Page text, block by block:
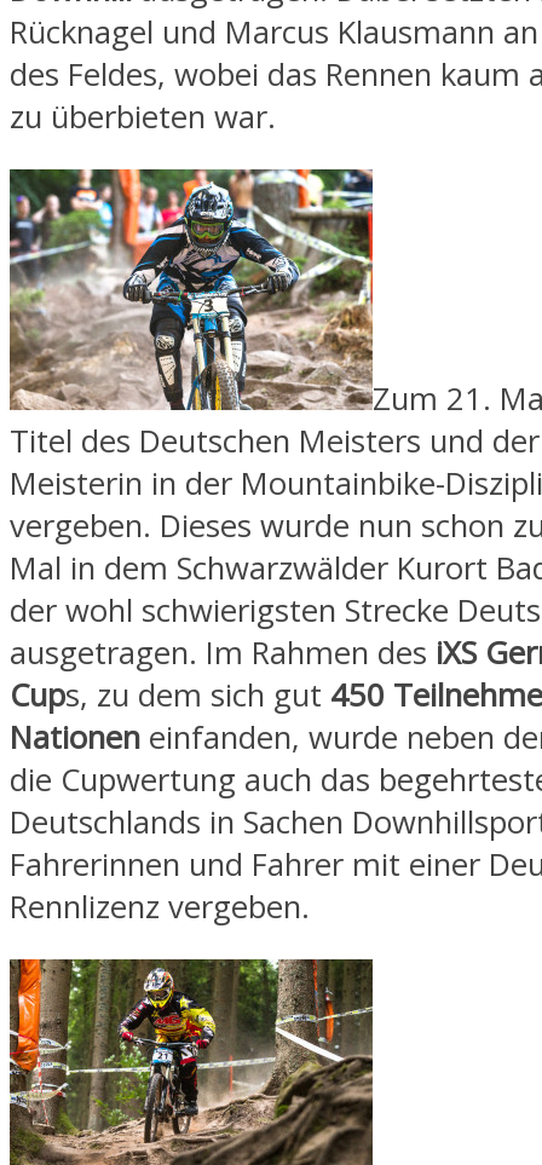
Rücknagel und Marcus Klausmann
des Feldes, wobei das Rennen kaum
zu überbieten war.
Zum 21.
Titel des Deutschen Meisters und
Meisterin in der Mountainbike-
vergeben. Dieses wurde nun schon
Mal in dem Schwarzwälder Kurort
der wohl schwierigsten Strecke
ausgetragen. Im Rahmen des iXS
Cups, zu dem sich gut 450
Nationen einfanden, wurde neben
die Cupwertung auch das
Deutschlands in Sachen
Fahrerinnen und Fahrer mit einer
Rennlizenz vergeben.